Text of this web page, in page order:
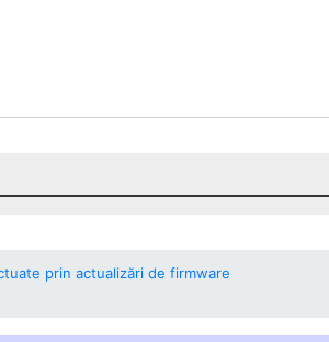
prin actualizări de firmware